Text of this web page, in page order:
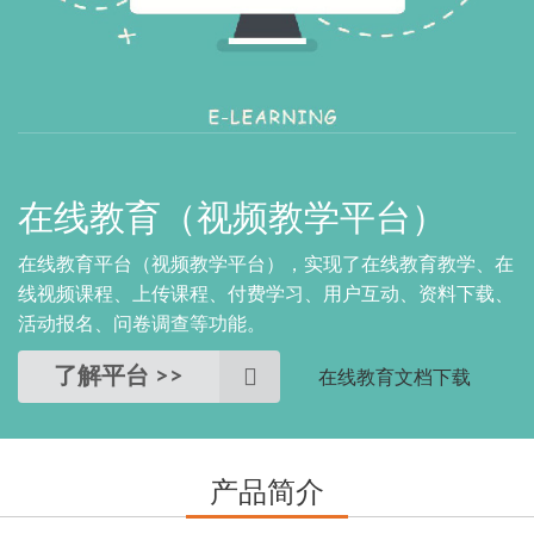
在线教育（视频教学平台）
在线教育平台（视频教学平台），实现了在线教育教学、在
线视频课程、上传课程、付费学习、用户互动、资料下载、
活动报名、问卷调查等功能。
了解平台 >> 在线教育文档下载
产品简介